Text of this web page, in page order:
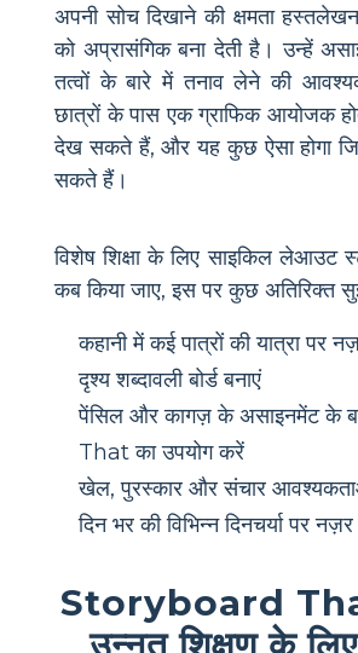
अपनी सोच दिखाने की क्षमता
को अप्रासंगिक बना देती है। उन्हें
तत्वों के बारे में तनाव लेने की
छात्रों के पास एक ग्राफिक आयोजक
देख सकते हैं, और यह कुछ ऐसा होगा
सकते हैं।
विशेष शिक्षा के लिए साइकिल लेआउट
कब किया जाए, इस पर कुछ अतिरिक्त
कहानी में कई पात्रों की यात्रा पर
दृश्य शब्दावली बोर्ड बनाएं
पेंसिल और कागज़ के असाइनमेंट के
That का उपयोग करें
खेल, पुरस्कार और संचार
दिन भर की विभिन्न दिनचर्या पर
Storyboard